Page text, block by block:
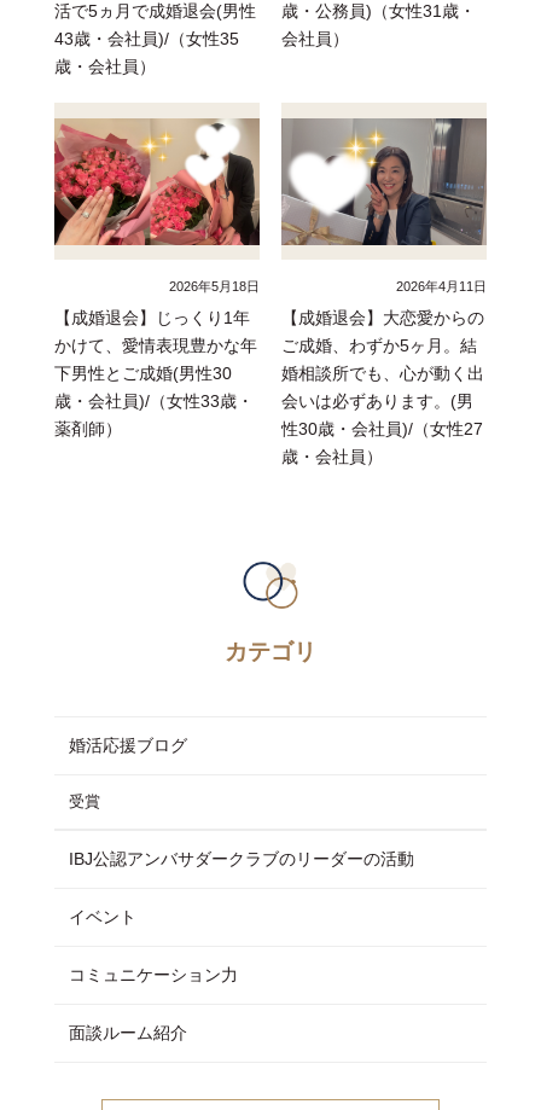
活で5ヵ月で成婚退会(男性
43歳・会社員)/（女性35
歳・会社員）
歳・公務員)（女性31歳・
会社員）
2026年5月18日
【成婚退会】じっくり1年
かけて、愛情表現豊かな年
下男性とご成婚(男性30
歳・会社員)/（女性33歳・
薬剤師）
2026年4月11日
【成婚退会】大恋愛からの
ご成婚、わずか5ヶ月。結
婚相談所でも、心が動く出
会いは必ずあります。(男
性30歳・会社員)/（女性27
歳・会社員）
カテゴリ
婚活応援ブログ
受賞
IBJ公認アンバサダークラブのリーダーの活動
イベント
コミュニケーション力
面談ルーム紹介